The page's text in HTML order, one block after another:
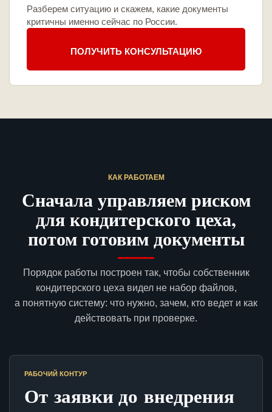
Разберем ситуацию и скажем, какие документы
критичны именно сейчас по России.
ПОЛУЧИТЬ КОНСУЛЬТАЦИЮ
КАК РАБОТАЕМ
Сначала управляем риском
для кондитерского цеха,
потом готовим документы
Порядок работы построен так, чтобы собственник
кондитерского цеха видел не набор файлов,
а понятную систему: что нужно, зачем, кто ведет и как
действовать при проверке.
РАБОЧИЙ КОНТУР
От заявки до внедрения